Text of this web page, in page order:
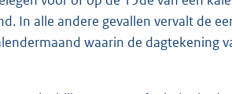
In alle andere gevallen vervalt de
waarin de dagtekening